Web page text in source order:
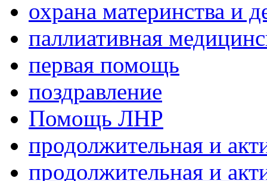
охрана материнства и
паллиативная
первая помощь
поздравление
Помощь ЛНР
продолжительная и
продолжительная и